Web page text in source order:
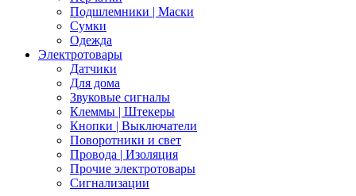
Подшлемники | Маски
Сумки
Одежда
Электротовары
Датчики
Для дома
Звуковые сигналы
Клеммы | Штекеры
Кнопки | Выключатели
Поворотники и свет
Провода | Изоляция
Прочие электротовары
Сигнализации